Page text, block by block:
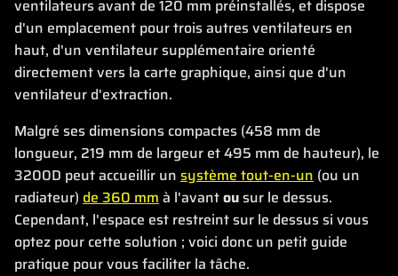
ventilateurs avant de 120 mm préinstallés, et dispose
d'un emplacement pour trois autres ventilateurs en
haut, d'un ventilateur supplémentaire orienté
directement vers la carte graphique, ainsi que d'un
ventilateur d'extraction.
Malgré ses dimensions compactes (458 mm de
longueur, 219 mm de largeur et 495 mm de hauteur), le
3200D peut accueillir un système tout-en-un (ou un
radiateur) de 360 mmà l'avantousur le dessus.
Cependant, l'espace est restreint sur le dessus si vous
optez pour cette solution ; voici donc un petit guide
pratique pour vous faciliter la tâche.